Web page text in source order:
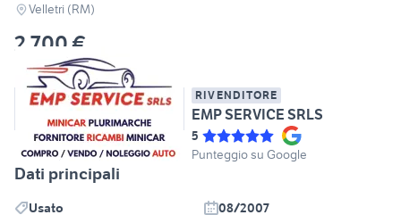
Velletri (RM)
2.700 €
RIVENDITORE
EMP SERVICE SRLS
5
Punteggio su Google
Dati principali
Usato
08/2007